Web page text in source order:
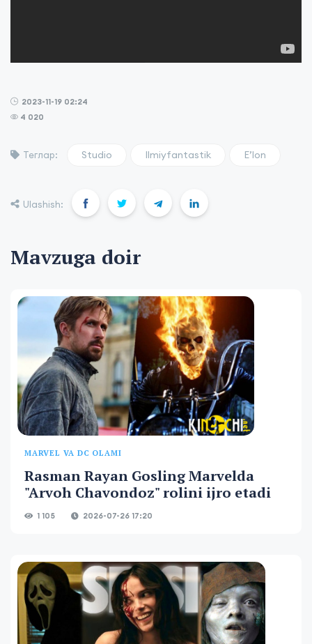
2023-11-19 02:24
4 020
Теглар: Studio Ilmiyfantastik Eʼlon
Ulashish:
Mavzuga doir
MARVEL VA DC OLAMI
Rasman Rayan Gosling Marvelda
"Arvoh Chavondoz" rolini ijro etadi
1 105 2026-07-26 17:20